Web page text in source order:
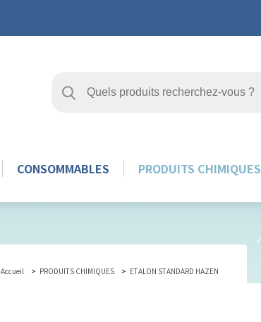
CONSOMMABLES PRODUITS CHIMIQUES
Accueil PRODUITS CHIMIQUES ETALON STANDARD HAZEN